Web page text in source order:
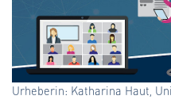
Urheberin: Katharina Haut,